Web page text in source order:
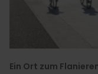
Ein Ort zum